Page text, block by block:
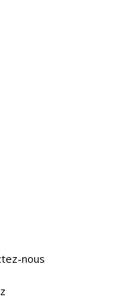
nous